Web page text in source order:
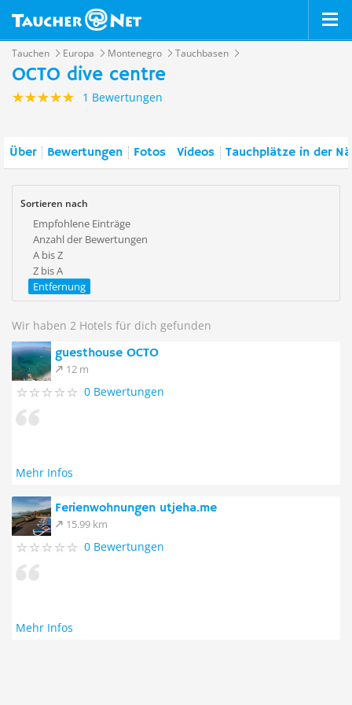
Tauchen Europa Montenegro Tauchbasen
OCTO dive centre
1 Bewertungen
Über Bewertungen Fotos Videos Tauchplätze in der
Sortieren nach
Empfohlene Einträge
Anzahl der Bewertungen
A bis Z
Z bis A
Entfernung
Wir haben 2 Hotels für dich gefunden
guesthouse OCTO
12 m
0 Bewertungen
Mehr Infos
Ferienwohnungen utjeha.me
15.99 km
0 Bewertungen
Mehr Infos